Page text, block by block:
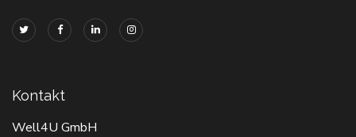
Kontakt
Well4U GmbH